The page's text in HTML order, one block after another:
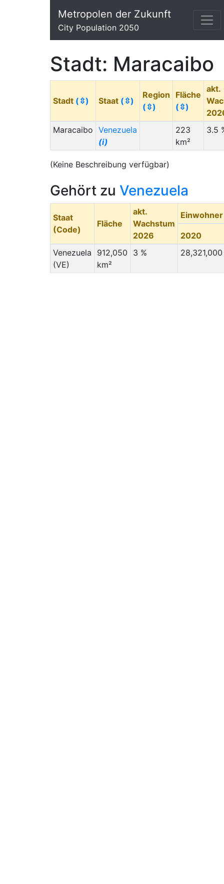
Metropolen der Zukunft
City Population 2050
Stadt: Maracaibo
Stadt (⇳) Staat (⇳)
Region
(⇳)
Fläche
(⇳)
akt.
Maracaibo Venezuela
(i)
223
km²
3.5
(Keine Beschreibung verfügbar)
Gehört zu Venezuela
Staat
(Code)
Fläche
akt.
Wachstum
2026
Einwohner
2020
Venezuela
(VE)
912,050
km²
3 % 28,321,000